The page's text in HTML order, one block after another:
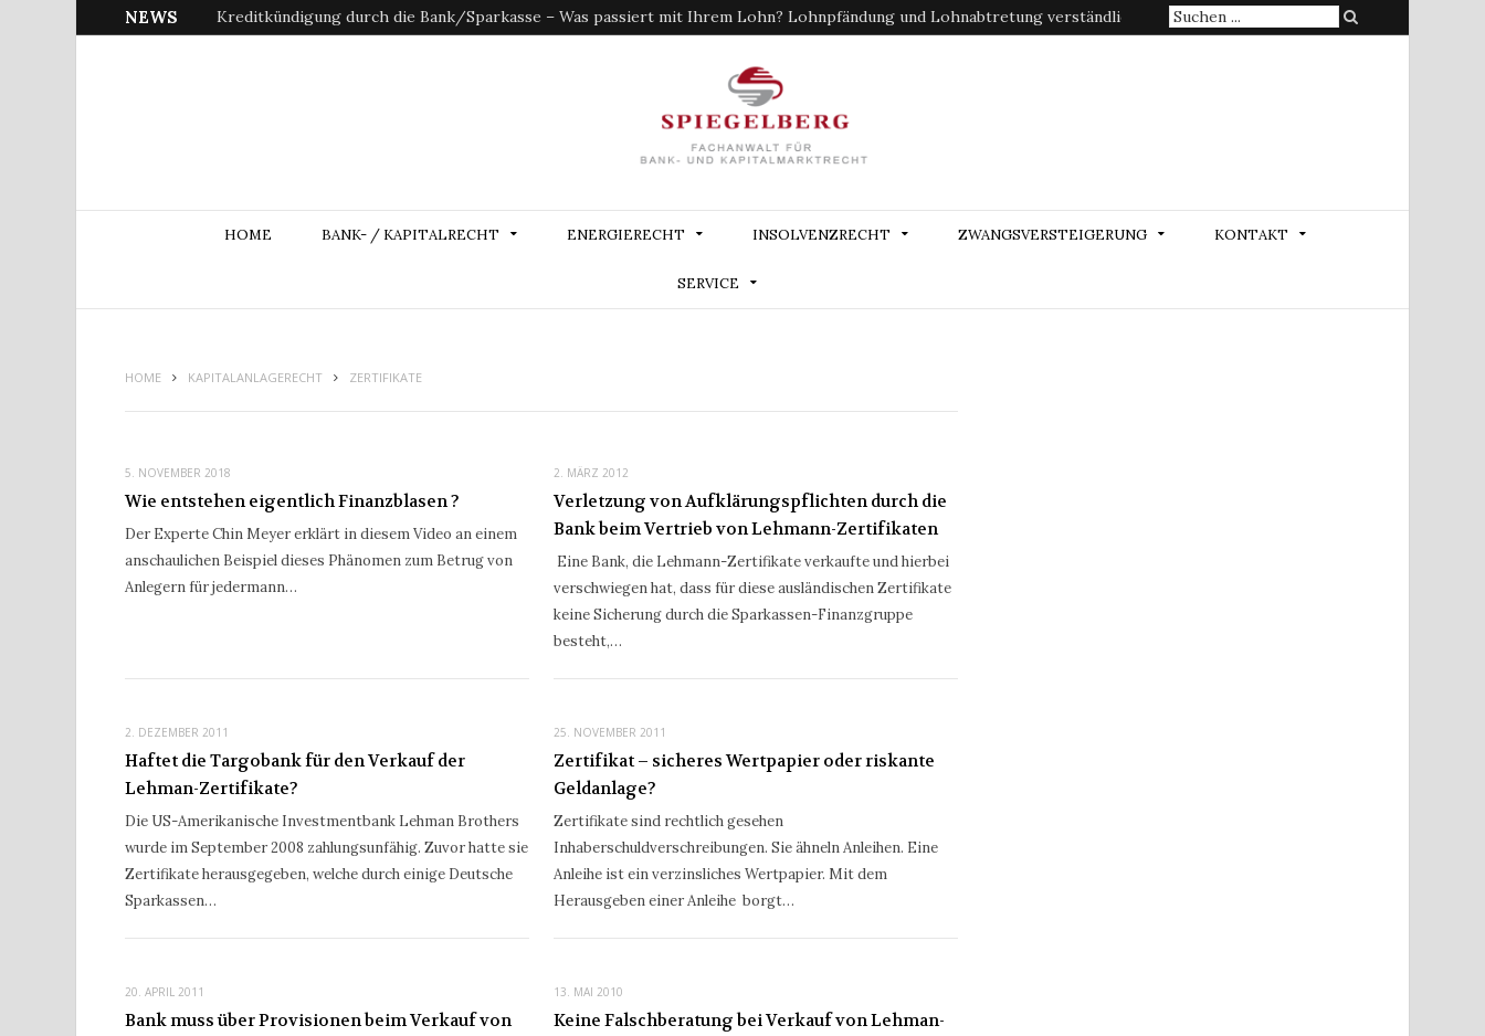
NEWS Kreditkündigung durch die Bank/Sparkasse – Was passiert mit Ihrem Lohn? Lohnpfändung und Lohnabtretung verständlich erklärtSuche
HOME BANK- / KAPITALRECHT ENERGIERECHT INSOLVENZRECHT ZWANGSVERSTEIGERUNG KONTAKT
SERVICE
HOME KAPITALANLAGERECHT ZERTIFIKATE
5. NOVEMBER 2018
Wie entstehen eigentlich Finanzblasen ?
Der Experte Chin Meyer erklärt in diesem Video an einem
anschaulichen Beispiel dieses Phänomen zum Betrug von
Anlegern für jedermann…
2. MÄRZ 2012
Verletzung von Aufklärungspflichten durch die
Bank beim Vertrieb von Lehmann-Zertifikaten
Eine Bank, die Lehmann-Zertifikate verkaufte und hierbei
verschwiegen hat, dass für diese ausländischen Zertifikate
keine Sicherung durch die Sparkassen-Finanzgruppe
besteht,…
2. DEZEMBER 2011
Haftet die Targobank für den Verkauf der
Lehman-Zertifikate?
Die US-Amerikanische Investmentbank Lehman Brothers
wurde im September 2008 zahlungsunfähig. Zuvor hatte sie
Zertifikate herausgegeben, welche durch einige Deutsche
Sparkassen…
25. NOVEMBER 2011
Zertifikat – sicheres Wertpapier oder riskante
Geldanlage?
Zertifikate sind rechtlich gesehen
Inhaberschuldverschreibungen. Sie ähneln Anleihen. Eine
Anleihe ist ein verzinsliches Wertpapier. Mit dem
Herausgeben einer Anleihe borgt…
20. APRIL 2011
Bank muss über Provisionen beim Verkauf von
13. MAI 2010
Keine Falschberatung bei Verkauf von Lehman-